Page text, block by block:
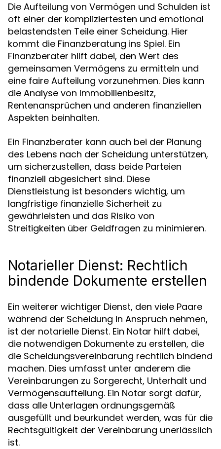
Die Aufteilung von Vermögen und Schulden ist
oft einer der kompliziertesten und emotional
belastendsten Teile einer Scheidung. Hier
kommt die Finanzberatung ins Spiel. Ein
Finanzberater hilft dabei, den Wert des
gemeinsamen Vermögens zu ermitteln und
eine faire Aufteilung vorzunehmen. Dies kann
die Analyse von Immobilienbesitz,
Rentenansprüchen und anderen finanziellen
Aspekten beinhalten.
Ein Finanzberater kann auch bei der Planung
des Lebens nach der Scheidung unterstützen,
um sicherzustellen, dass beide Parteien
finanziell abgesichert sind. Diese
Dienstleistung ist besonders wichtig, um
langfristige finanzielle Sicherheit zu
gewährleisten und das Risiko von
Streitigkeiten über Geldfragen zu minimieren.
Notarieller Dienst: Rechtlich
bindende Dokumente erstellen
Ein weiterer wichtiger Dienst, den viele Paare
während der Scheidung in Anspruch nehmen,
ist der notarielle Dienst. Ein Notar hilft dabei,
die notwendigen Dokumente zu erstellen, die
die Scheidungsvereinbarung rechtlich bindend
machen. Dies umfasst unter anderem die
Vereinbarungen zu Sorgerecht, Unterhalt und
Vermögensaufteilung. Ein Notar sorgt dafür,
dass alle Unterlagen ordnungsgemäß
ausgefüllt und beurkundet werden, was für die
Rechtsgültigkeit der Vereinbarung unerlässlich
ist.